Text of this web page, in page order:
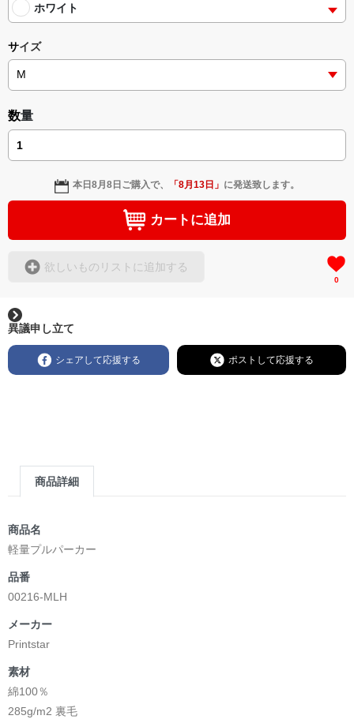
ホワイト
サイズ
数量
本日8月8日 ご購入で、 「8月13日 」 に発送致します。
カートに追加
欲しいものリストに追加する
0
異議申し立て
シェアして応援する ポストして応援する
商品詳細
商品名
軽量プルパーカー
品番
00216-MLH
メーカー
Printstar
素材
綿100％
285g/m2 裏毛